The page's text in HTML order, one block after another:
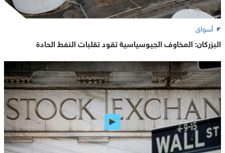
أسواق
البزركان: المخاوف الجيوسياسية تقود تقلبات النفط الحادة